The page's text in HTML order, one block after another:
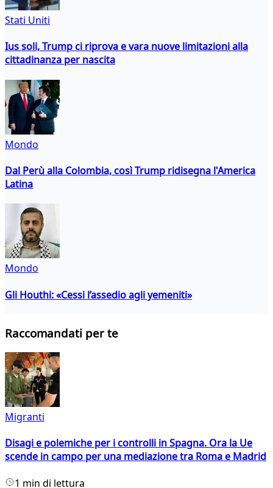
Stati Uniti
Ius soli, Trump ci riprova e vara nuove limitazioni alla
cittadinanza per nascita
Mondo
Dal Perù alla Colombia, così Trump ridisegna l'America
Latina
Mondo
Gli Houthi: «Cessi l’assedio agli yemeniti»
Raccomandati per te
Migranti
Disagi e polemiche per i controlli in Spagna. Ora la Ue
scende in campo per una mediazione tra Roma e Madrid
1 min di lettura